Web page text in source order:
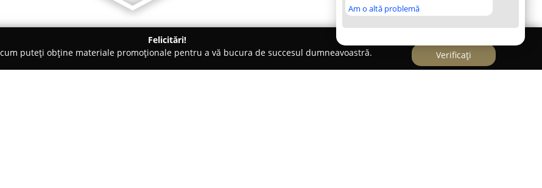
Am o altă problemă
Felicitări!
puteți obține materiale promoționale pentru a vă bucura de succesul dumneavoastră.
Verificați